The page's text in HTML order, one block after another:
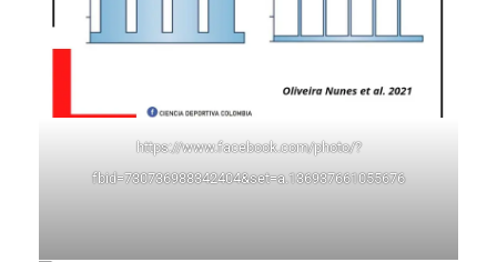
https://www.facebook.com/photo/?
fbid=730736988342404&set=a.136937661055676